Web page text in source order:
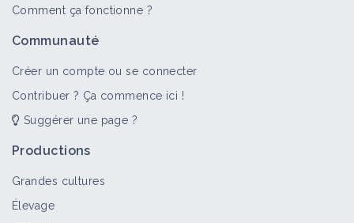
Comment ça fonctionne ?
Communauté
Créer un compte ou se connecter
Contribuer ? Ça commence ici !
Suggérer une page ?
Productions
Grandes cultures
Élevage